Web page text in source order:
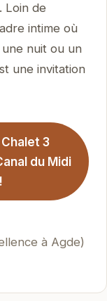
Loin de
intime où
nuit ou un
une invitation
3
du Midi
à Agde)